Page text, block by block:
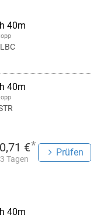
40m
40m
€*
Tagen
Prüfen
40m